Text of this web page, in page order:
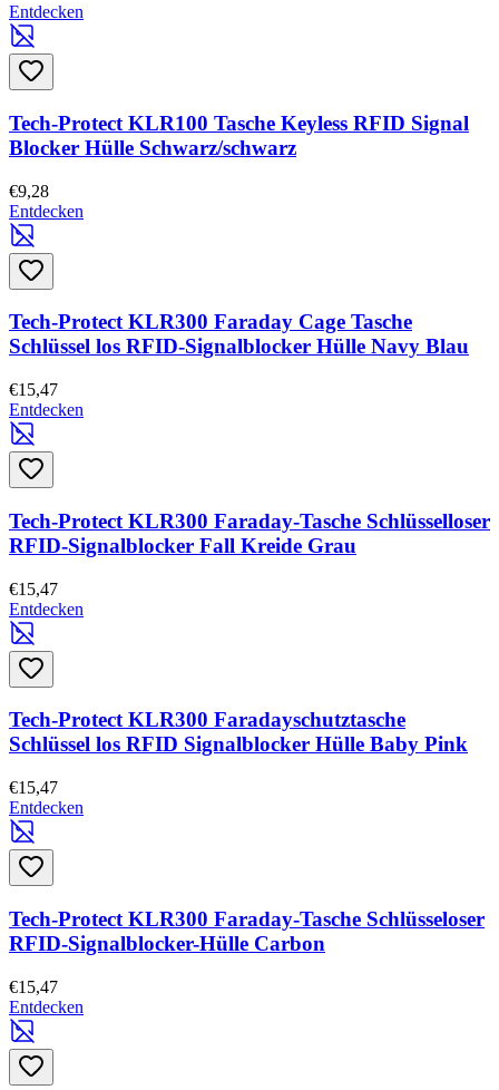
Entdecken
Tech-Protect KLR100 Tasche Keyless RFID Signal
Blocker Hülle Schwarz/schwarz
€9,28
Entdecken
Tech-Protect KLR300 Faraday Cage Tasche
Schlüssel los RFID-Signalblocker Hülle Navy Blau
€15,47
Entdecken
Tech-Protect KLR300 Faraday-Tasche Schlüsselloser
RFID-Signalblocker Fall Kreide Grau
€15,47
Entdecken
Tech-Protect KLR300 Faradayschutztasche
Schlüssel los RFID Signalblocker Hülle Baby Pink
€15,47
Entdecken
Tech-Protect KLR300 Faraday-Tasche Schlüsseloser
RFID-Signalblocker-Hülle Carbon
€15,47
Entdecken